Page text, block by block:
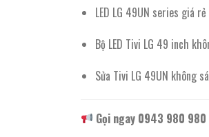
LED LG 49UN series giá
Bộ LED Tivi LG 49 inch
Sửa Tivi LG 49UN không
Gọi ngay 0943 980 980